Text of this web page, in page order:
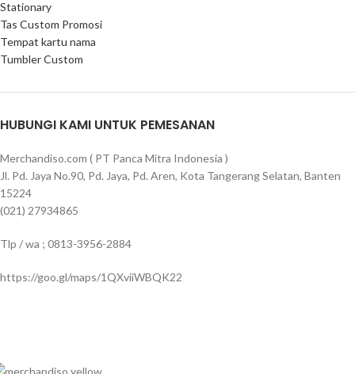
Stationary
Tas Custom Promosi
Tempat kartu nama
Tumbler Custom
HUBUNGI KAMI UNTUK PEMESANAN
Merchandiso.com ( PT Panca Mitra Indonesia )
Jl. Pd. Jaya No.90, Pd. Jaya, Pd. Aren, Kota Tangerang Selatan, Banten
15224
(021) 27934865
Tlp / wa ; 0813-3956-2884
https://goo.gl/maps/1QXviiWBQK22